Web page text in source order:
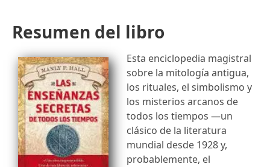
Resumen del libro
Esta enciclopedia magistral
sobre la mitología antigua,
los rituales, el simbolismo y
los misterios arcanos de
todos los tiempos —un
clásico de la literatura
mundial desde 1928 y,
probablemente, el